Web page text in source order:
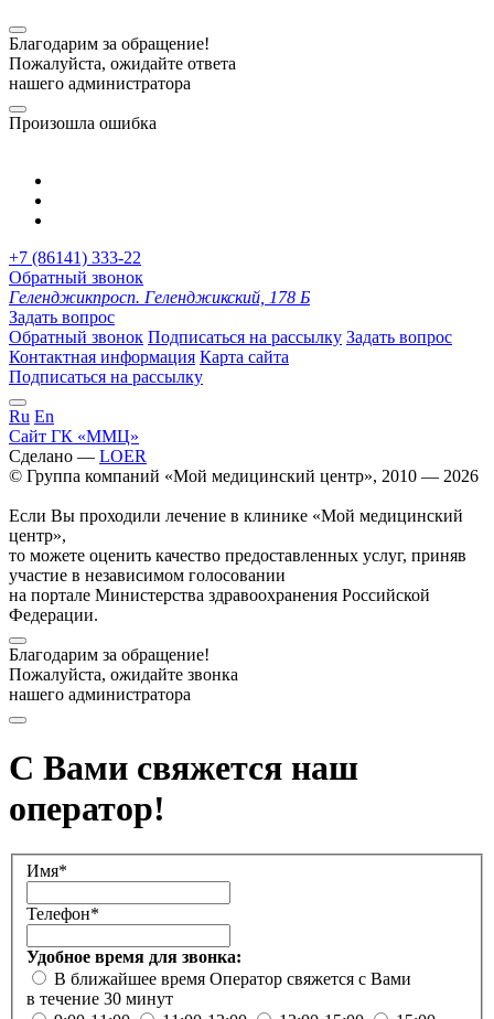
Благодарим за обращение!
Пожалуйста, ожидайте ответа
нашего администратора
Произошла ошибка
+7 (86141) 333-22
Обратный звонок
Геленджикпросп. Геленджикский, 178 Б
Задать вопрос
Обратный звонок Подписаться на рассылку Задать вопрос
Контактная информация Карта сайта
Подписаться на рассылку
Ru En
Сайт ГК «ММЦ»
Сделано — LOER
© Группа компаний «Мой медицинский центр», 2010 — 2026
Если Вы проходили лечение в клинике «Мой медицинский
центр»,
то можете оценить качество предоставленных услуг, приняв
участие в независимом голосовании
на портале Министерства здравоохранения Российской
Федерации.
Благодарим за обращение!
Пожалуйста, ожидайте звонка
нашего администратора
С Вами свяжется наш
оператор!
Имя*
Телефон*
Удобное время для звонка:
В ближайшее время Оператор свяжется с Вами
в течение 30 минут